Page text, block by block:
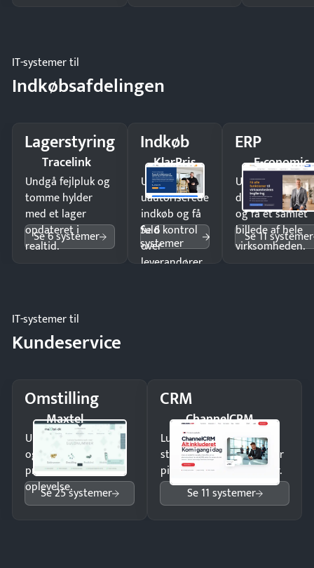
IT-systemer til
Indkøbsafdelingen
Lagerstyring
Tracelink
Undgå fejlpluk og
tomme hylder
med et lager
opdateret i
realtid.
Se 6 systemer
Indkøb
KlarPris
Undgå
uautoriserede
indkøb og få
fuld kontrol
over
leverandører
Se 6
systemer
ERP
E-conomic
Undgå
og få ét samlet
billede af hele
virksomheden.
Se 11 systemer
IT-systemer til
Kundeservice
Omstilling
Maxtel
Undgå tabte opkald
og giv kunderne en
professionel
oplevelse.
Se 25 systemer
CRM
ChannelCRM
Luk flere salg med et
struktureret overblik over
pipeline og opfølgninger.
Se 11 systemer